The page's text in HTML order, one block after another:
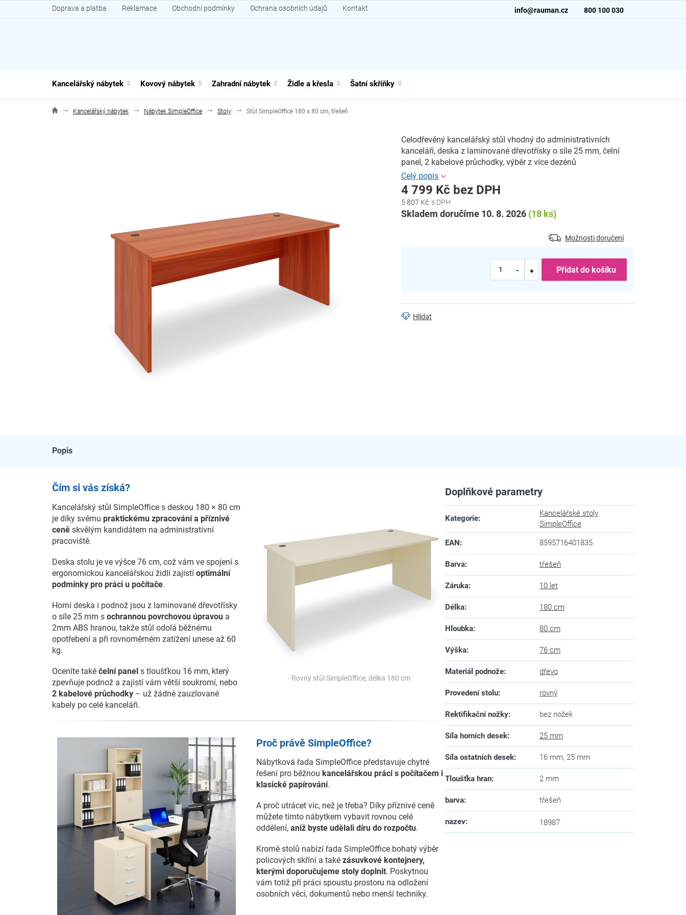
na
800 100 030
info@rauman.cz
Doprava a platba Reklamace Obchodní podmínky Ochrana osobních údajů Kontakt
Kancelářský nábytek Kovový nábytek Zahradní nábytek Židle a křesla Šatní skříňky
Kancelářský nábytek Nábytek SimpleOffice Stoly Stůl SimpleOffice 180 x 80 cm, třešeň
5 807 Kč
4 799 Kč bez DPH
Měrná
cena:
Skladem doručíme 10. 8. 2026 (18 ks)
Možnosti doručení
Přidat do košíku
Celodřevěný kancelářský stůl vhodný do administrativních
kanceláří, deska z laminované dřevotřísky o síle 25 mm, čelní
panel, 2 kabelové průchodky, výběr z více dezénů
Hlídat
Popis
Čím si vás získá?
Kancelářský stůl SimpleOffice s deskou 180 × 80 cm
je díky svému praktickému zpracování a příznivé
ceně skvělým kandidátem na administrativní
pracoviště.
Deska stolu je ve výšce 76 cm, což vám ve spojení s
ergonomickou kancelářskou židlí zajistí optimální
podmínky pro práci u počítače.
Horní deska i podnož jsou z laminované dřevotřísky
o síle 25 mm s ochrannou povrchovou úpravou a
2mm ABS hranou, takže stůl odolá běžnému
opotřebení a při rovnoměrném zatížení unese až 60
kg.
Oceníte také čelní panel s tloušťkou 16 mm, který
zpevňuje podnož a zajistí vám větší soukromí, nebo
2 kabelové průchodky – už žádné zauzlované
kabely po celé kanceláři.
Rovný stůl SimpleOffice, délka 180 cm
Proč právě SimpleOffice?
Nábytková řada SimpleOffice představuje chytré
řešení pro běžnou kancelářskou práci s počítačem i
klasické papírování.
A proč utrácet víc, než je třeba? Díky příznivé ceně
můžete tímto nábytkem vybavit rovnou celé
oddělení,aniž byste udělali díru do rozpočtu.
Kromě stolů nabízí řada SimpleOffice bohatý výběr
policových skříní a takézásuvkové kontejnery,
kterými doporučujeme stoly doplnit. Poskytnou
vám totiž při práci spoustu prostoru na odložení
osobních věcí, dokumentů nebo menší techniky.
Doplňkové parametry
Kategorie:
Kancelářské stoly
SimpleOffice
EAN: 8595716401835
Barva: třešeň
Záruka: 10 let
Délka: 180 cm
Hloubka: 80 cm
Výška: 76 cm
Materiál podnože: dřevo
Provedení stolu: rovný
Rektifikační nožky: bez nožek
Síla horních desek: 25 mm
Síla ostatních desek: 16 mm, 25 mm
Tloušťka hran: 2 mm
barva: třešeň
nazev: 18987